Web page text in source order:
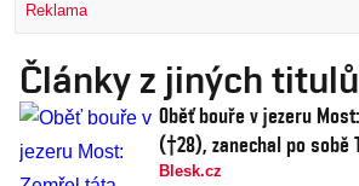
Reklama
Články z jiných titulů
Oběť bouře v jezeru
(†28), zanechal po sobě
Blesk.cz